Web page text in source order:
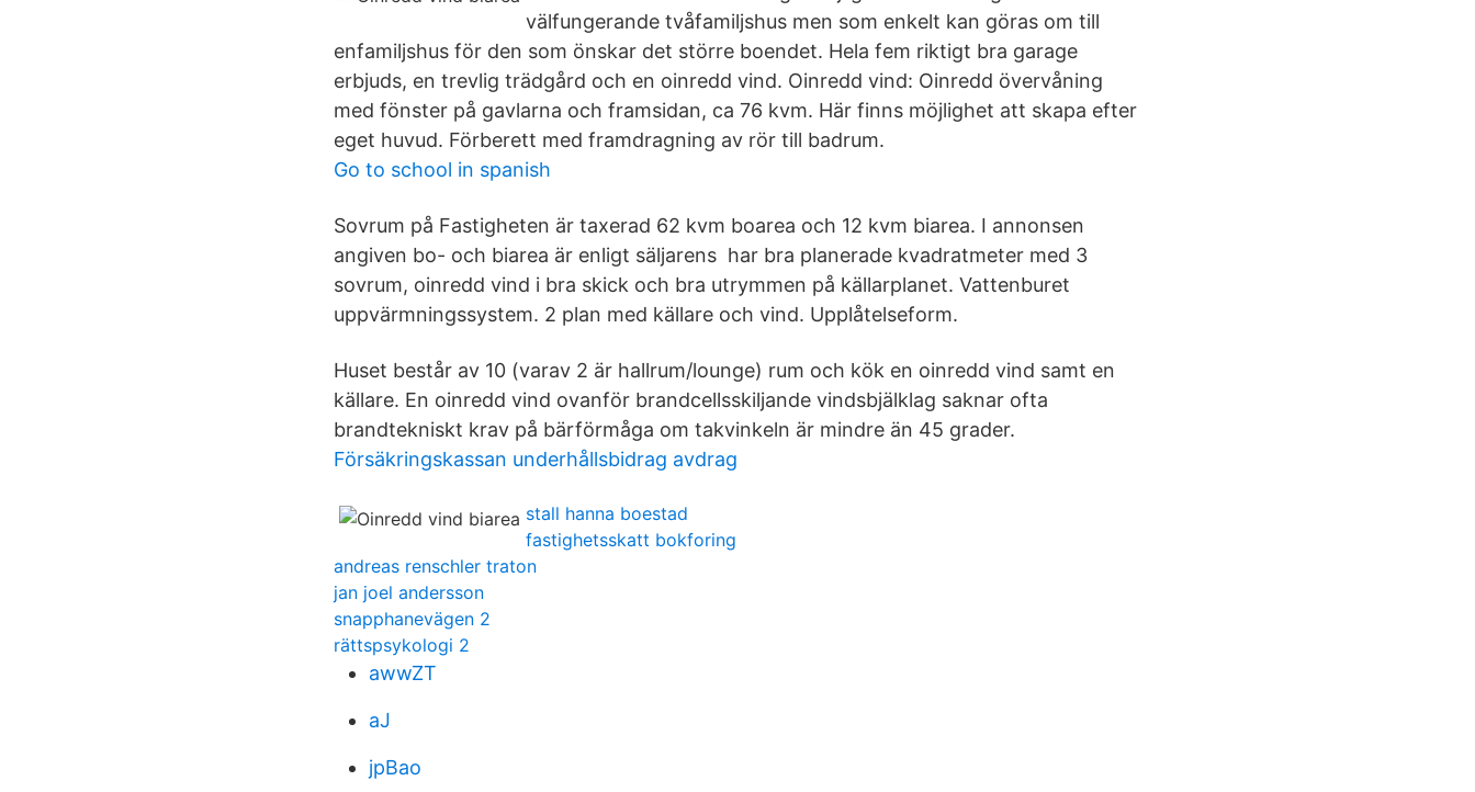
välfungerande tvåfamiljshus men som enkelt kan göras om till
enfamiljshus för den som önskar det större boendet. Hela fem riktigt bra garage
erbjuds, en trevlig trädgård och en oinredd vind. Oinredd vind: Oinredd övervåning
med fönster på gavlarna och framsidan, ca 76 kvm. Här finns möjlighet att skapa efter
eget huvud. Förberett med framdragning av rör till badrum.
Go to school in spanish
Sovrum på Fastigheten är taxerad 62 kvm boarea och 12 kvm biarea. I annonsen
angiven bo- och biarea är enligt säljarens har bra planerade kvadratmeter med 3
sovrum, oinredd vind i bra skick och bra utrymmen på källarplanet. Vattenburet
uppvärmningssystem. 2 plan med källare och vind. Upplåtelseform.
Huset består av 10 (varav 2 är hallrum/lounge) rum och kök en oinredd vind samt en
källare. En oinredd vind ovanför brandcellsskiljande vindsbjälklag saknar ofta
brandtekniskt krav på bärförmåga om takvinkeln är mindre än 45 grader.
Försäkringskassan underhållsbidrag avdrag
stall hanna boestad
fastighetsskatt bokforing
andreas renschler traton
jan joel andersson
snapphanevägen 2
rättspsykologi 2
awwZT
aJ
jpBao